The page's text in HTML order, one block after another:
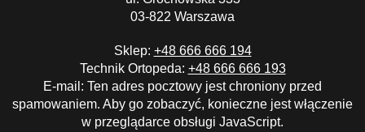
03-822 Warszawa
Sklep: +48 666 666 194
Technik Ortopeda: +48 666 666 193
E-mail: Ten adres pocztowy jest chroniony przed
spamowaniem. Aby go zobaczyć, konieczne jest włączenie
w przeglądarce obsługi JavaScript.